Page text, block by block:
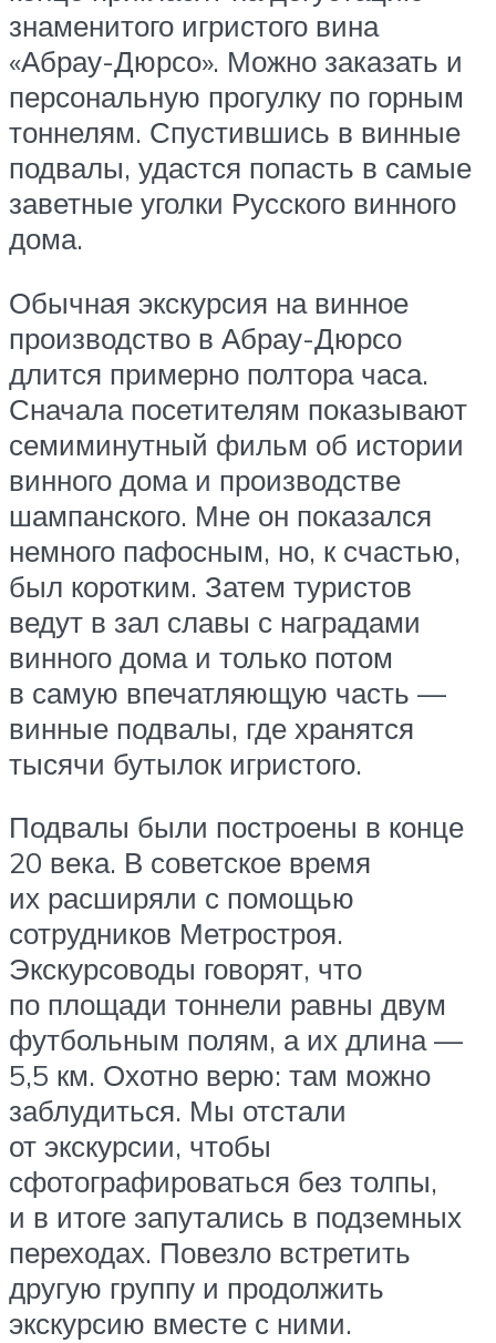
знаменитого игристого вина
«Абрау-Дюрсо». Можно заказать и
персональную прогулку по горным
тоннелям. Спустившись в винные
подвалы, удастся попасть в самые
заветные уголки Русского винного
дома.
Обычная экскурсия на винное
производство в Абрау-Дюрсо
длится примерно полтора часа.
Сначала посетителям показывают
семиминутный фильм об истории
винного дома и производстве
шампанского. Мне он показался
немного пафосным, но, к счастью,
был коротким. Затем туристов
ведут в зал славы с наградами
винного дома и только потом
в самую впечатляющую часть —
винные подвалы, где хранятся
тысячи бутылок игристого.
Подвалы были построены в конце
20 века. В советское время
их расширяли с помощью
сотрудников Метростроя.
Экскурсоводы говорят, что
по площади тоннели равны двум
футбольным полям, а их длина —
5,5 км. Охотно верю: там можно
заблудиться. Мы отстали
от экскурсии, чтобы
сфотографироваться без толпы,
и в итоге запутались в подземных
переходах. Повезло встретить
другую группу и продолжить
экскурсию вместе с ними.